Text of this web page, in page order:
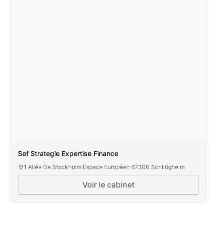
Sef Strategie Expertise Finance
1 Allée De Stockholm Espace Européen 67300 Schiltigheim
Voir le cabinet